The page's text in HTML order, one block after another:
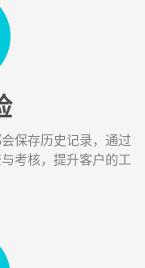
保存历史记录，通过
考核，提升客户的工